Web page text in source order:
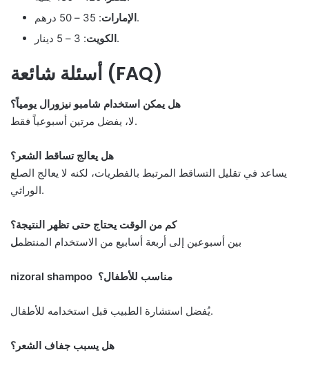
الإمارات: 35 – 50 درهم.
الكويت: 3 – 5 دينار.
أسئلة شائعة (FAQ)
هل يمكن استخدام شامبو نيزورال يومياً؟
لا، يفضل مرتين أسبوعياً فقط.
هل يعالج تساقط الشعر؟
يساعد في تقليل التساقط المرتبط بالفطريات، لكنه لا يعالج الصلع
الوراثي.
كم من الوقت يحتاج حتى تظهر النتيجة؟
بين أسبوعين إلى أربعة أسابيع من الاستخدام المنتظمل
يُفضل استشارة الطبيب قبل استخدامه للأطفال.
هل يسبب جفاف الشعر؟